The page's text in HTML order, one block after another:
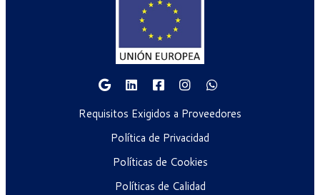
Requisitos Exigidos a Proveedores
Política de Privacidad
Políticas de Cookies
Políticas de Calidad